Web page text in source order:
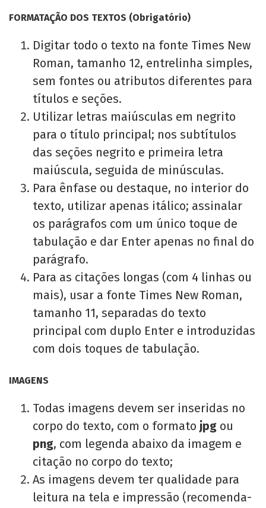
FORMATAÇÃO DOS TEXTOS (Obrigatório)
Digitar todo o texto na fonte Times New
Roman, tamanho 12, entrelinha simples,
sem fontes ou atributos diferentes para
títulos e seções.
Utilizar letras maiúsculas em negrito
para o título principal; nos subtítulos
das seções negrito e primeira letra
maiúscula, seguida de minúsculas.
Para ênfase ou destaque, no interior do
texto, utilizar apenas itálico; assinalar
os parágrafos com um único toque de
tabulação e dar Enter apenas no final do
parágrafo.
Para as citações longas (com 4 linhas ou
mais), usar a fonte Times New Roman,
tamanho 11, separadas do texto
principal com duplo Enter e introduzidas
com dois toques de tabulação.
IMAGENS
Todas imagens devem ser inseridas no
corpo do texto, com o formato jpg ou
png, com legenda abaixo da imagem e
citação no corpo do texto;
As imagens devem ter qualidade para
leitura na tela e impressão (recomenda-